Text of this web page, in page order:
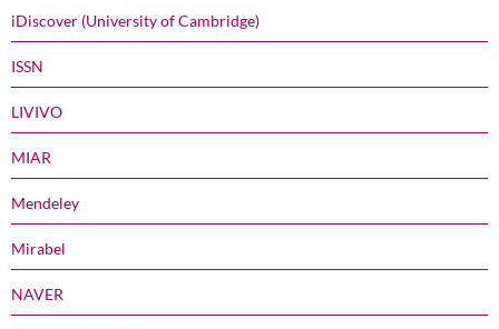
iDiscover (University of Cambridge)
ISSN
LIVIVO
MIAR
Mendeley
Mirabel
NAVER